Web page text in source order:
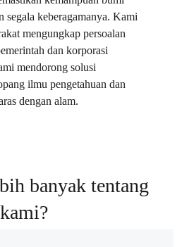
segala keberagamanya. Kami
mengungkap persoalan
dan korporasi
mendorong solusi
ilmu pengetahuan dan
dengan alam.
banyak tentang
kami?